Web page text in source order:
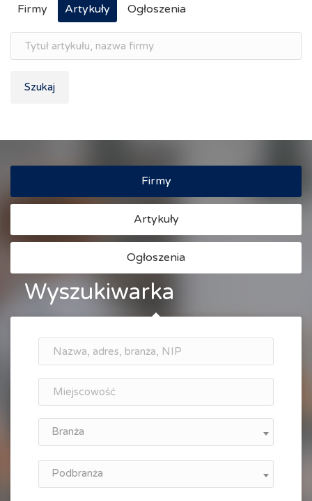
Firmy Artykuły Ogłoszenia
Szukaj
Firmy
Artykuły
Ogłoszenia
Wyszukiwarka
Branża
Podbranża